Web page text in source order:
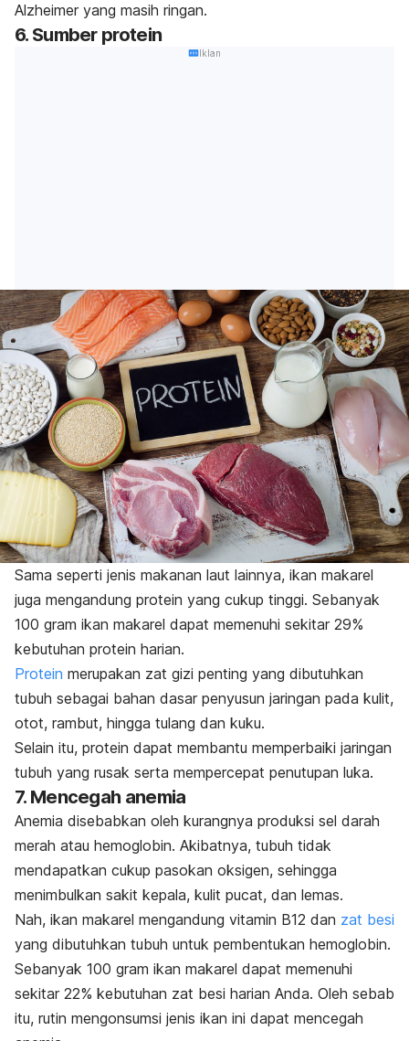
Alzheimer yang masih ringan.
6. Sumber protein
Iklan
Sama seperti jenis makanan laut lainnya, ikan makarel
juga mengandung protein yang cukup tinggi. Sebanyak
100 gram ikan makarel dapat memenuhi sekitar 29%
kebutuhan protein harian.
Protein merupakan zat gizi penting yang dibutuhkan
tubuh sebagai bahan dasar penyusun jaringan pada kulit,
otot, rambut, hingga tulang dan kuku.
Selain itu, protein dapat membantu memperbaiki jaringan
tubuh yang rusak serta mempercepat penutupan luka.
7. Mencegah anemia
Anemia disebabkan oleh kurangnya produksi sel darah
merah atau hemoglobin. Akibatnya, tubuh tidak
mendapatkan cukup pasokan oksigen, sehingga
menimbulkan sakit kepala, kulit pucat, dan lemas.
Nah, ikan makarel mengandung vitamin B12 dan zat besi
yang dibutuhkan tubuh untuk pembentukan hemoglobin.
Sebanyak 100 gram ikan makarel dapat memenuhi
sekitar 22% kebutuhan zat besi harian Anda. Oleh sebab
itu, rutin mengonsumsi jenis ikan ini dapat mencegah